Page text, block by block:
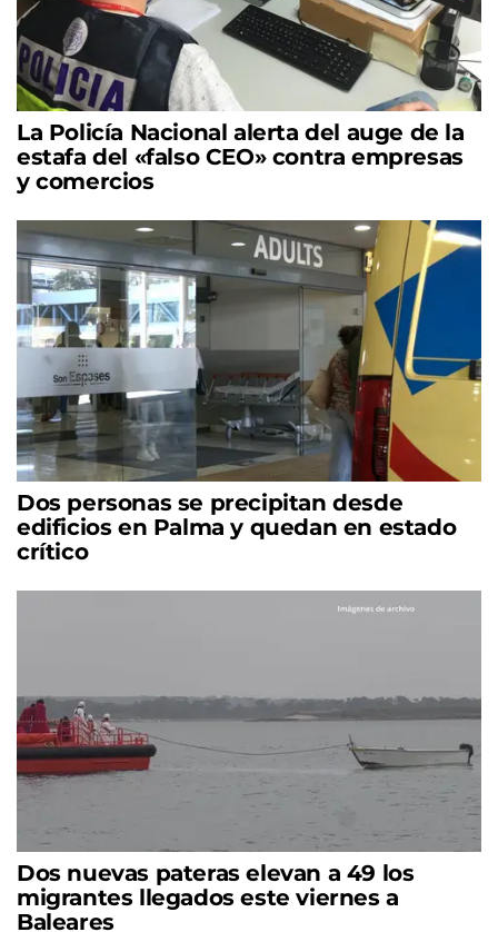
La Policía Nacional alerta del auge de la
estafa del «falso CEO» contra empresas
y comercios
Dos personas se precipitan desde
edificios en Palma y quedan en estado
crítico
Dos nuevas pateras elevan a 49 los
migrantes llegados este viernes a
Baleares